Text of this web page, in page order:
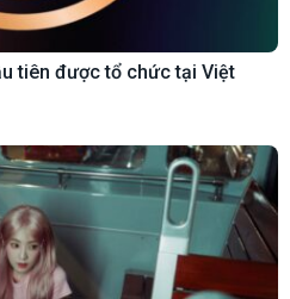
tiên được tổ chức tại Việt